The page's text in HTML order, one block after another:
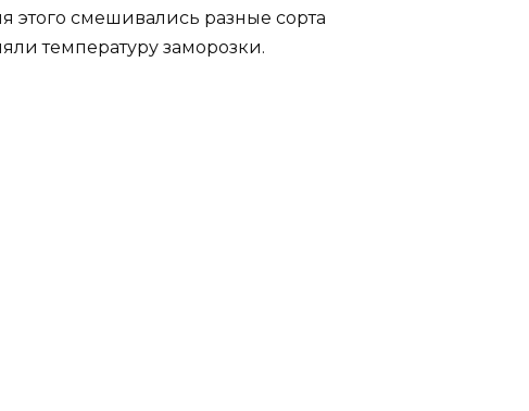
этого смешивались разные сорта
температуру заморозки.